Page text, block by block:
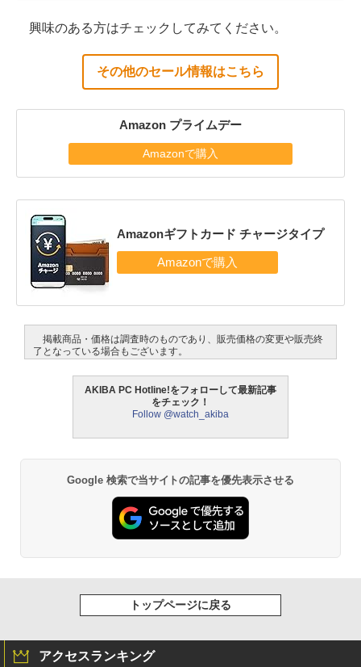
興味のある方はチェックしてみてください。
その他のセール情報はこちら
Amazon プライムデー
Amazonで購入
Amazonギフトカード チャージタイプ
掲載商品・価格は調査時のものであり、販売価格の変更や販売終
了となっている場合もございます。
AKIBA PC Hotline!をフォローして最新記事
をチェック！
Follow @watch_akiba
Google 検索で当サイトの記事を優先表示させる
トップページに戻る
アクセスランキング